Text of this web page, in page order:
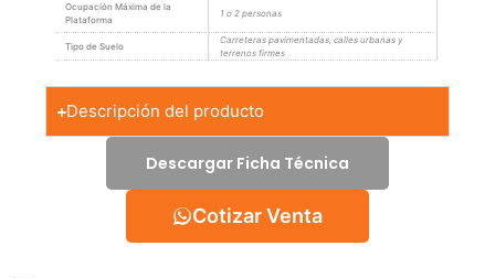
Ocupación Máxima de la
Plataforma
1 o 2 personas
Tipo de Suelo
Carreteras pavimentadas, calles urbanas y
terrenos firmes
Descripción del producto
Descargar Ficha Técnica
Cotizar Venta